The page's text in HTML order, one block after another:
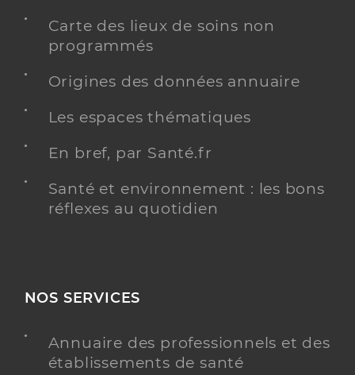
Carte des lieux de soins non
programmés
Origines des données annuaire
Les espaces thématiques
En bref, par Santé.fr
Santé et environnement : les bons
réflexes au quotidien
NOS SERVICES
Annuaire des professionnels et des
établissements de santé